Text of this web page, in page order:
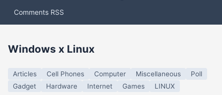
Comments RSS
Windows x Linux
Articles Cell Phones Computer Miscellaneous
Poll
Gadget
Hardware Internet Games LINUX